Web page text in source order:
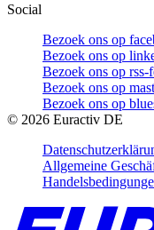
Social
Bezoek ons op
Bezoek ons op
Bezoek ons op rss-
Bezoek ons op
Bezoek ons op
© 2026 Euractiv DE
Allgemeine